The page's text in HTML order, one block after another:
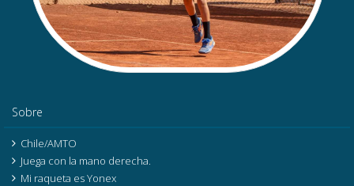
Sobre
Chile/AMTO
Juega con la mano derecha.
Mi raqueta es Yonex